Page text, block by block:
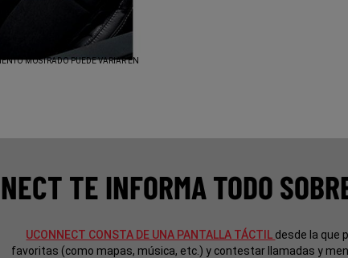
MOSTRADO PUEDE VARIAR EN
TE INFORMA TODO
UCONNECT CONSTA DE UNA PANTALLA TÁCTIL desde la que
favoritas (como mapas, música, etc.) y contestar llamadas y